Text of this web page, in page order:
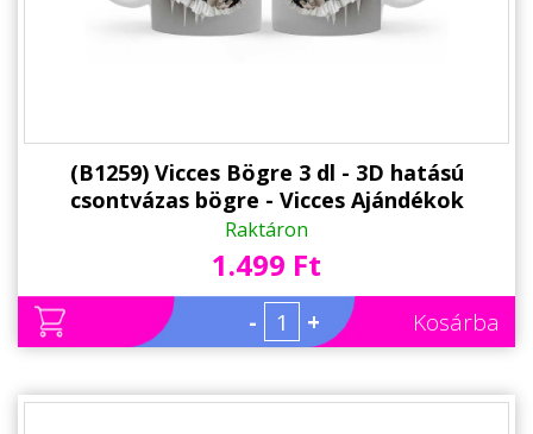
(B1259) Vicces Bögre 3 dl - 3D hatású
csontvázas bögre - Vicces Ajándékok
Raktáron
1.499 Ft
- + Kosárba